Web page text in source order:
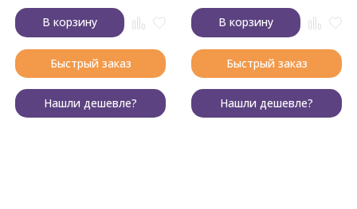
В корзину
Быстрый заказ
Нашли дешевле?
В корзину
Быстрый заказ
Нашли дешевле?